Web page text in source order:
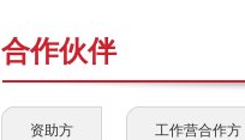
合作伙伴
资助方 工作营合作方